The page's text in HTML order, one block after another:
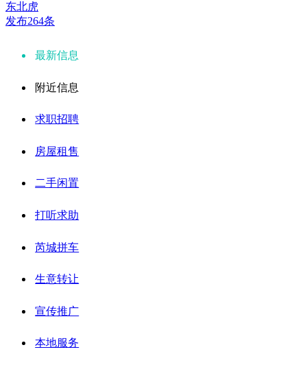
东北虎
发布264条
最新信息
附近信息
求职招聘
房屋租售
二手闲置
打听求助
芮城拼车
生意转让
宣传推广
本地服务